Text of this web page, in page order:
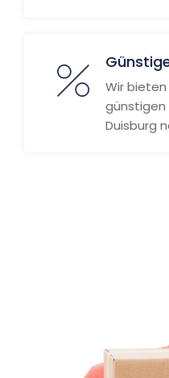
Wir
günstigen
Duisburg